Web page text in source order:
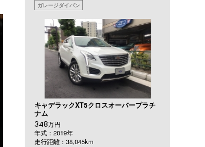
ガレージダイバン
キャデラックXT5クロスオーバープラチ
ナム
348万円
年式：2019年
走行距離：38,045km